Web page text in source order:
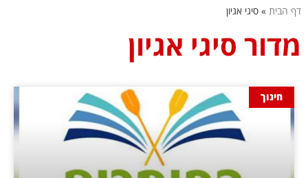
דף הבית » סיגי אגיון
מדור סיגי אגיון
חינוך